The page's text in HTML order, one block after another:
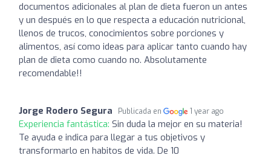
documentos adicionales al plan de dieta fueron un antes
y un después en lo que respecta a educación nutricional,
llenos de trucos, conocimientos sobre porciones y
alimentos, así como ideas para aplicar tanto cuando hay
plan de dieta como cuando no. Absolutamente
recomendable!!
Jorge Rodero Segura Publicada en 1 year ago
Experiencia fantástica: Sin duda la mejor en su materia!
Te ayuda e indica para llegar a tus objetivos y
transformarlo en habitos de vida. De 10